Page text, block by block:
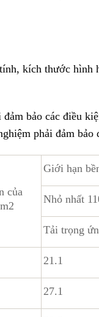
kích thước hình
bảo các điều
phải đảm bảo
của
Giới hạn
Nhỏ nhất
Tải trọng
21.1
27.1